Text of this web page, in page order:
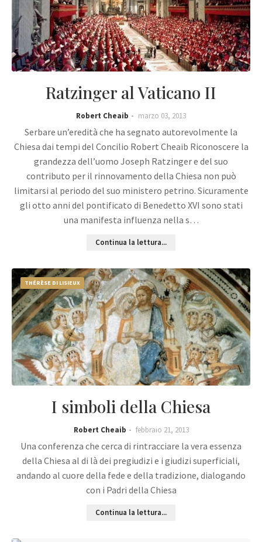
Ratzinger al Vaticano II
Robert Cheaib marzo 03, 2013
Serbare un’eredità che ha segnato autorevolmente la
Chiesa dai tempi del Concilio Robert Cheaib Riconoscere la
grandezza dell’uomo Joseph Ratzinger e del suo
contributo per il rinnovamento della Chiesa non può
limitarsi al periodo del suo ministero petrino. Sicuramente
gli otto anni del pontificato di Benedetto XVI sono stati
una manifesta influenza nella s…
Continua la lettura...
THÉRÈSE DI LISIEUX
I simboli della Chiesa
Robert Cheaib febbraio 21, 2013
Una conferenza che cerca di rintracciare la vera essenza
della Chiesa al di là dei pregiudizi e i giudizi superficiali,
andando al cuore della fede e della tradizione, dialogando
con i Padri della Chiesa
Continua la lettura...